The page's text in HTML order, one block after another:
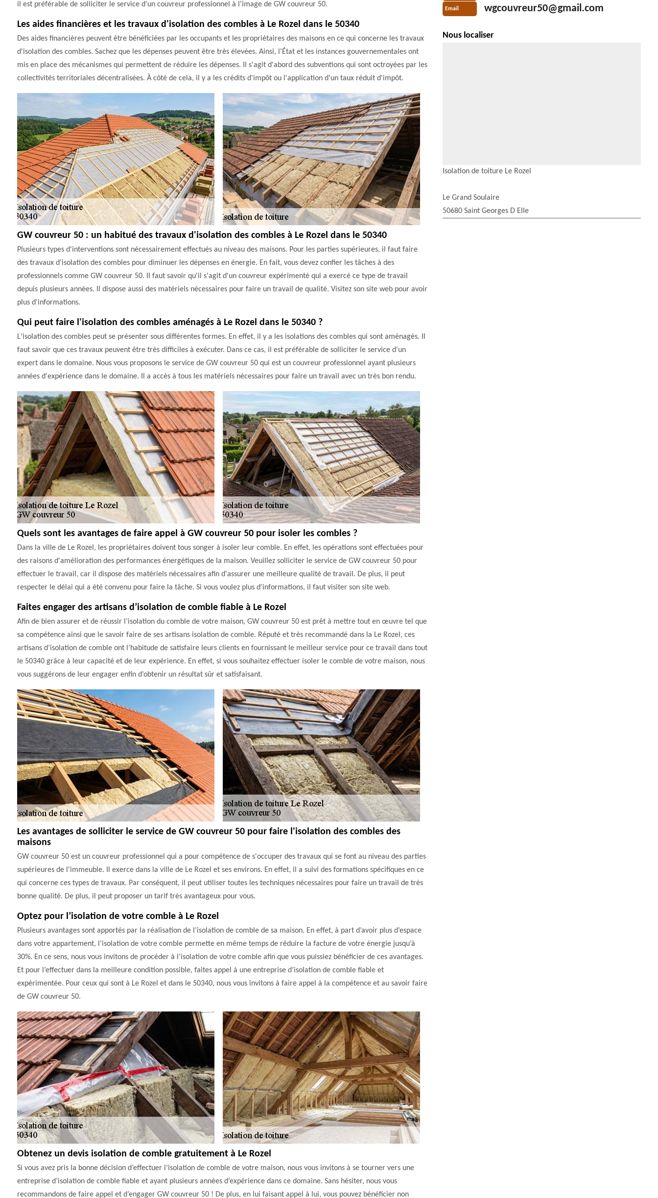
il est préférable de solliciter le service d'un couvreur professionnel à l'image de GW couvreur 50.
Les aides financières et les travaux d'isolation des combles à Le Rozel dans le 50340
Des aides financières peuvent être bénéficiées par les occupants et les propriétaires des maisons en ce qui concerne les travaux
d'isolation des combles. Sachez que les dépenses peuvent être très élevées. Ainsi, l'État et les instances gouvernementales ont
mis en place des mécanismes qui permettent de réduire les dépenses. Il s'agit d'abord des subventions qui sont octroyées par les
collectivités territoriales décentralisées. À côté de cela, il y a les crédits d'impôt ou l'application d'un taux réduit d'impôt.
GW couvreur 50 : un habitué des travaux d'isolation des combles à Le Rozel dans le 50340
Plusieurs types d'interventions sont nécessairement effectués au niveau des maisons. Pour les parties supérieures, il faut faire
des travaux d'isolation des combles pour diminuer les dépenses en énergie. En fait, vous devez confier les tâches à des
professionnels comme GW couvreur 50. Il faut savoir qu'il s'agit d'un couvreur expérimenté qui a exercé ce type de travail
depuis plusieurs années. Il dispose aussi des matériels nécessaires pour faire un travail de qualité. Visitez son site web pour avoir
plus d'informations.
Qui peut faire l'isolation des combles aménagés à Le Rozel dans le 50340 ?
L'isolation des combles peut se présenter sous différentes formes. En effet, il y a les isolations des combles qui sont aménagés. Il
faut savoir que ces travaux peuvent être très difficiles à exécuter. Dans ce cas, il est préférable de solliciter le service d'un
expert dans le domaine. Nous vous proposons le service de GW couvreur 50 qui est un couvreur professionnel ayant plusieurs
années d'expérience dans le domaine. Il a accès à tous les matériels nécessaires pour faire un travail avec un très bon rendu.
Quels sont les avantages de faire appel à GW couvreur 50 pour isoler les combles ?
Dans la ville de Le Rozel, les propriétaires doivent tous songer à isoler leur comble. En effet, les opérations sont effectuées pour
des raisons d'amélioration des performances énergétiques de la maison. Veuillez solliciter le service de GW couvreur 50 pour
effectuer le travail, car il dispose des matériels nécessaires afin d'assurer une meilleure qualité de travail. De plus, il peut
respecter le délai qui a été convenu pour faire la tâche. Si vous voulez plus d'informations, il faut visiter son site web.
Faites engager des artisans d’isolation de comble fiable à Le Rozel
Afin de bien assurer et de réussir l’isolation du comble de votre maison, GW couvreur 50 est prêt à mettre tout en œuvre tel que
sa compétence ainsi que le savoir faire de ses artisans isolation de comble. Réputé et très recommandé dans la Le Rozel, ces
artisans d’isolation de comble ont l’habitude de satisfaire leurs clients en fournissant le meilleur service pour ce travail dans tout
le 50340 grâce à leur capacité et de leur expérience. En effet, si vous souhaitez effectuer isoler le comble de votre maison, nous
vous suggérons de leur engager enfin d’obtenir un résultat sûr et satisfaisant.
Les avantages de solliciter le service de GW couvreur 50 pour faire l'isolation des combles des
maisons
GW couvreur 50 est un couvreur professionnel qui a pour compétence de s'occuper des travaux qui se font au niveau des parties
supérieures de l'immeuble. Il exerce dans la ville de Le Rozel et ses environs. En effet, il a suivi des formations spécifiques en ce
qui concerne ces types de travaux. Par conséquent, il peut utiliser toutes les techniques nécessaires pour faire un travail de très
bonne qualité. De plus, il peut proposer un tarif très avantageux pour vous.
Optez pour l’isolation de votre comble à Le Rozel
Plusieurs avantages sont apportés par la réalisation de l’isolation de comble de sa maison. En effet, à part d’avoir plus d’espace
dans votre appartement, l’isolation de votre comble permette en même temps de réduire la facture de votre énergie jusqu’à
30%. En ce sens, nous vous invitons de procéder à l’isolation de votre comble afin que vous puissiez bénéficier de ces avantages.
Et pour l’effectuer dans la meilleure condition possible, faites appel à une entreprise d’isolation de comble fiable et
expérimentée. Pour ceux qui sont à Le Rozel et dans le 50340, nous vous invitons à faire appel à la compétence et au savoir faire
de GW couvreur 50.
Obtenez un devis isolation de comble gratuitement à Le Rozel
Si vous avez pris la bonne décision d’effectuer l’isolation de comble de votre maison, nous vous invitons à se tourner vers une
entreprise d’isolation de comble fiable et ayant plusieurs années d’expérience dans ce domaine. Sans hésiter, nous vous
recommandons de faire appel et d’engager GW couvreur 50 ! De plus, en lui faisant appel à lui, vous pouvez bénéficier non
Email wgcouvreur50@gmail.com
Nous localiser
Isolation de toiture Le Rozel
Le Grand Soulaire
50680 Saint Georges D Elle